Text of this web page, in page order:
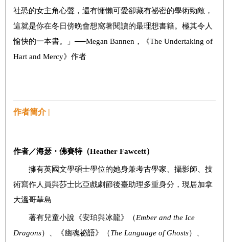
社恐的女主角心聲，還有慵懶可愛卻藏有祕密的學術勁敵，
這就是你在冬日傍晚會想窩著閱讀的最理想書籍。極其令人
愉快的一本書。」──Megan Bannen，《The Undertaking of
Hart and Mercy》作者
作者簡介 |
作者／海瑟・佛賽特（Heather Fawcett）
擁有英國文學碩士學位的她身兼考古學家、攝影師、技
術寫作人員與莎士比亞戲劇節後臺助理多重身分，現居加拿
大溫哥華島
著有兒童小說《安珀與冰龍》（Ember and the Ice
Dragons）、《幽魂祕語》（The Language of Ghosts）、